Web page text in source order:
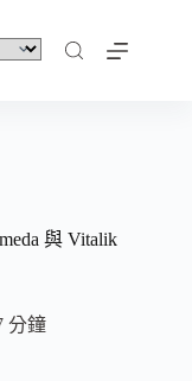
與 Vitalik
分鐘